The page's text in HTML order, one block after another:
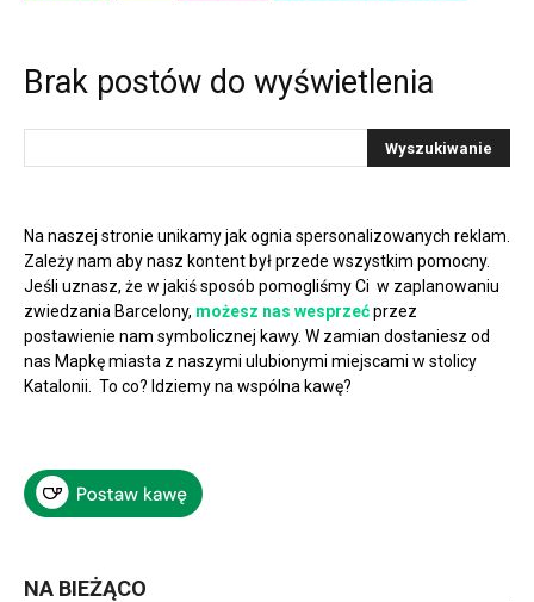
Brak postów do wyświetlenia
Na naszej stronie unikamy jak ognia spersonalizowanych reklam.
Zależy nam aby nasz kontent był przede wszystkim pomocny.
Jeśli uznasz, że w jakiś sposób pomogliśmy Ci w zaplanowaniu
zwiedzania Barcelony, możesz nas wesprzećprzez
postawienie nam symbolicznej kawy. W zamian dostaniesz od
nas Mapkę miasta z naszymi ulubionymi miejscami w stolicy
Katalonii. To co? Idziemy na wspólna kawę?
NA BIEŻĄCO